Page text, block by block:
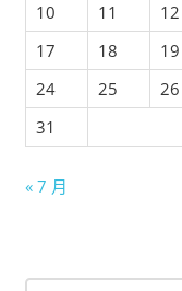
10
11 12
17
18 19
24
25 26
31
« 7 月